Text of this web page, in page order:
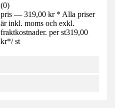
(0)
pris — 319,00 kr * Alla priser
är inkl. moms och exkl.
fraktkostnader. per st319,00
kr*/ st